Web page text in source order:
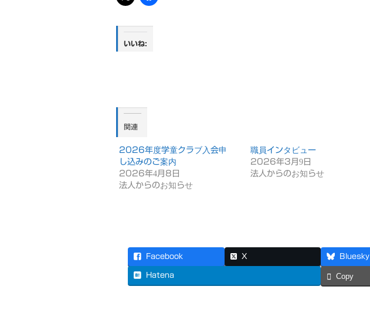
いいね:
関連
2026年度学童クラブ入会申
し込みのご案内
2026年4月8日
法人からのお知らせ
職員インタビュー
2026年3月9日
法人からのお知らせ
Facebook X Bluesky
Hatena Copy